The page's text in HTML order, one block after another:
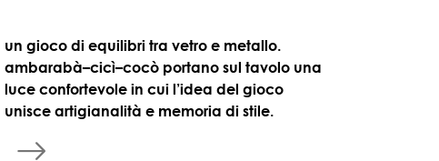
un gioco di equilibri tra vetro e metallo.
ambarabà–cicì–cocò portano sul tavolo una
luce confortevole in cui l’idea del gioco
unisce artigianalità e memoria di stile.